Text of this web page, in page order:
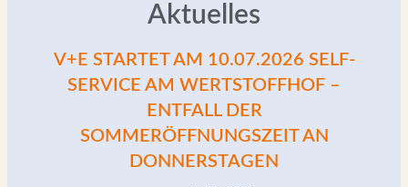
Aktuelles
V+E STARTET AM 10.07.2026 SELF-
SERVICE AM WERTSTOFFHOF –
ENTFALL DER
SOMMERÖFFNUNGSZEIT AN
DONNERSTAGEN